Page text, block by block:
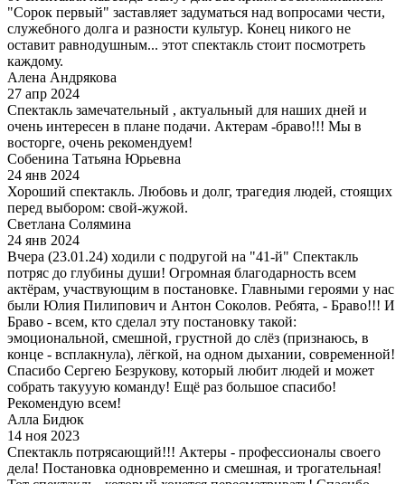
"Сорок первый" заставляет задуматься над вопросами чести,
служебного долга и разности культур. Конец никого не
оставит равнодушным... этот спектакль стоит посмотреть
каждому.
Алена Андрякова
27 апр 2024
Спектакль замечательный , актуальный для наших дней и
очень интересен в плане подачи. Актерам -браво!!! Мы в
восторге, очень рекомендуем!
Собенина Татьяна Юрьевна
24 янв 2024
Хороший спектакль. Любовь и долг, трагедия людей, стоящих
перед выбором: свой-жужой.
Светлана Солямина
24 янв 2024
Вчера (23.01.24) ходили с подругой на "41-й" Спектакль
потряс до глубины души! Огромная благодарность всем
актёрам, участвующим в постановке. Главными героями у нас
были Юлия Пилипович и Антон Соколов. Ребята, - Браво!!! И
Браво - всем, кто сделал эту постановку такой:
эмоциональной, смешной, грустной до слёз (признаюсь, в
конце - всплакнула), лёгкой, на одном дыхании, современной!
Спасибо Сергею Безрукову, который любит людей и может
собрать такууую команду! Ещё раз большое спасибо!
Рекомендую всем!
Алла Бидюк
14 ноя 2023
Спектакль потрясающий!!! Актеры - профессионалы своего
дела! Постановка одновременно и смешная, и трогательная!